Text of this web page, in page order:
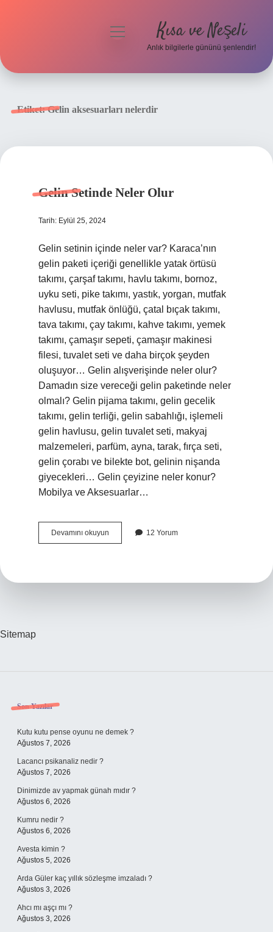
menüyü
Kısa ve Neşeli
Anlık bilgilerle gününü şenlendir!
Etiket:Gelin aksesuarları nelerdir
Gelin Setinde Neler Olur
Tarih: Eylül 25, 2024
Gelin setinin içinde neler var? Karaca’nın
gelin paketi içeriği genellikle yatak örtüsü
takımı, çarşaf takımı, havlu takımı, bornoz,
uyku seti, pike takımı, yastık, yorgan, mutfak
havlusu, mutfak önlüğü, çatal bıçak takımı,
tava takımı, çay takımı, kahve takımı, yemek
takımı, çamaşır sepeti, çamaşır makinesi
filesi, tuvalet seti ve daha birçok şeyden
oluşuyor… Gelin alışverişinde neler olur?
Damadın size vereceği gelin paketinde neler
olmalı? Gelin pijama takımı, gelin gecelik
takımı, gelin terliği, gelin sabahlığı, işlemeli
gelin havlusu, gelin tuvalet seti, makyaj
malzemeleri, parfüm, ayna, tarak, fırça seti,
gelin çorabı ve bilekte bot, gelinin nişanda
giyecekleri… Gelin çeyizine neler konur?
Mobilya ve Aksesuarlar…
Devamını okuyun
Setinde
12 Yorum
Sitemap
Sidebar
Son Yazılar
Kutu kutu pense oyunu ne demek ?
Ağustos 7, 2026
Lacancı psikanaliz nedir ?
Ağustos 7, 2026
Dinimizde av yapmak günah mıdır ?
Ağustos 6, 2026
Kumru nedir ?
Ağustos 6, 2026
Avesta kimin ?
Ağustos 5, 2026
Arda Güler kaç yıllık sözleşme imzaladı ?
Ağustos 3, 2026
Ahcı mı aşçı mı ?
Ağustos 3, 2026